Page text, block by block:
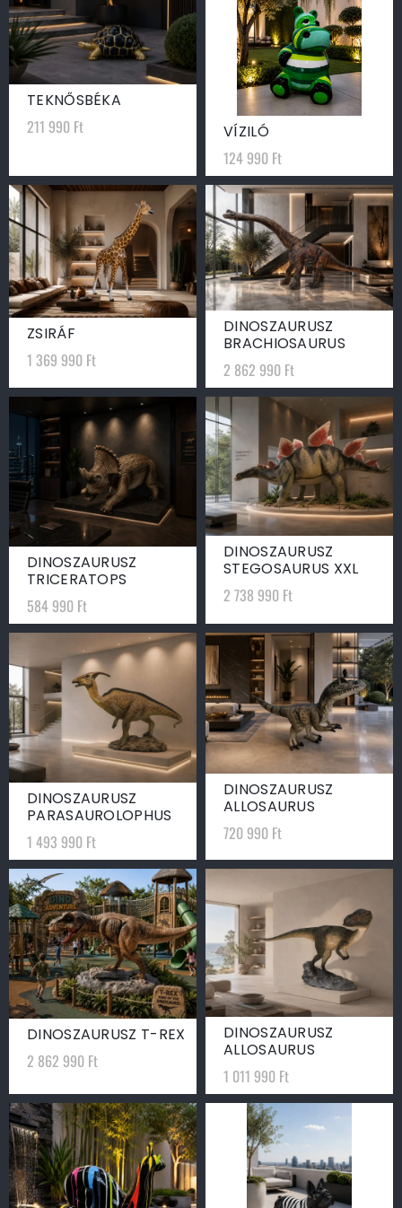
TEKNŐSBÉKA
211 990 Ft VÍZILÓ
124 990 Ft
ZSIRÁF
1 369 990 Ft
DINOSZAURUSZ
BRACHIOSAURUS
2 862 990 Ft
DINOSZAURUSZ
TRICERATOPS
584 990 Ft
DINOSZAURUSZ
STEGOSAURUS XXL
2 738 990 Ft
DINOSZAURUSZ
PARASAUROLOPHUS
1 493 990 Ft
DINOSZAURUSZ
ALLOSAURUS
720 990 Ft
DINOSZAURUSZ T-REX
2 862 990 Ft
DINOSZAURUSZ
ALLOSAURUS
1 011 990 Ft